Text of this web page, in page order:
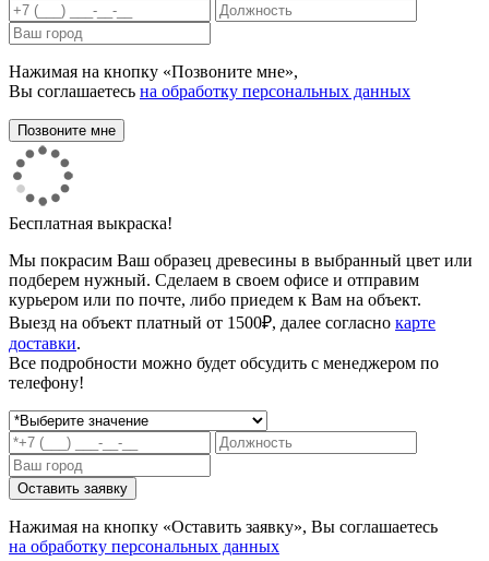
Нажимая на кнопку «Позвоните мне»,
Вы соглашаетесь на обработку персональных данных
Бесплатная выкраска!
Мы покрасим Ваш образец древесины в выбранный цвет или
подберем нужный. Сделаем в своем офисе и отправим
курьером или по почте, либо приедем к Вам на объект.
Выезд на объект платный от 1500₽, далее согласно карте
доставки.
Все подробности можно будет обсудить с менеджером по
телефону!
Нажимая на кнопку «Оставить заявку», Вы соглашаетесь
на обработку персональных данных